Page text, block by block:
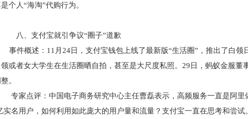
个人“海淘”代购行为。
八、支付宝就引争议“圈子”道歉
事件概述：11月24日，支付宝钱包上线了最新版“生活圈”，推出了白领
或者女大学生在生活圈晒自拍，甚至是大尺度私照。29日，蚂蚁金服
。
专家点评：中国电子商务研究中心主任曹磊表示，高频服务一直是阿里
实名用户，如何利用如此庞大的用户量和流量？支付宝一直在思考和尝